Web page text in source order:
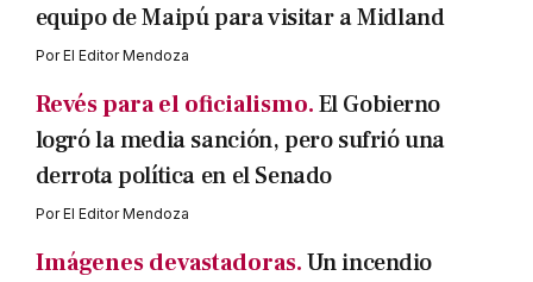
equipo de Maipú para visitar a Midland
PorEl Editor Mendoza
Revés para el oficialismo.El Gobierno
logró la media sanción, pero sufrió una
derrota política en el Senado
PorEl Editor Mendoza
Imágenes devastadoras.Un incendio